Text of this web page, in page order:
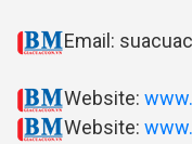
Email:
Website:
Website: www.